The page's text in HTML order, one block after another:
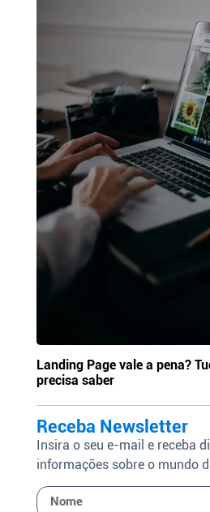
Landing Page vale a pena?
precisa saber
Receba Newsletter
Insira o seu e-mail e receba
informações sobre o mundo